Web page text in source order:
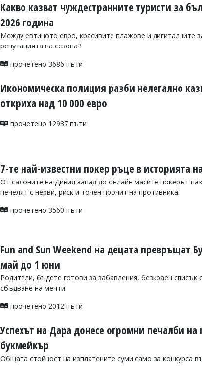
Какво казват чуждестранните туристи за
2026 година
Между евтиното евро, красивите плажове и дигиталните
репутацията на сезона?
прочетено 3686 пъти
Икономическа полиция разби нелегално
откриха над 10 000 евро
прочетено 12937 пъти
7-те най-известни покер ръце в историята
От салоните на Дивия запад до онлайн масите покерът
печелят с нерви, риск и точен прочит на противника
прочетено 3560 пъти
Fun and Sun Weekend на децата превръщат
май до 1 юни
Родители, бъдете готови за забавления, безкраен списък
сбъдване на мечти
прочетено 2012 пъти
Успехът на Дара донесе огромни печалби
букмейкър
Общата стойност на изплатените суми само за конкурса